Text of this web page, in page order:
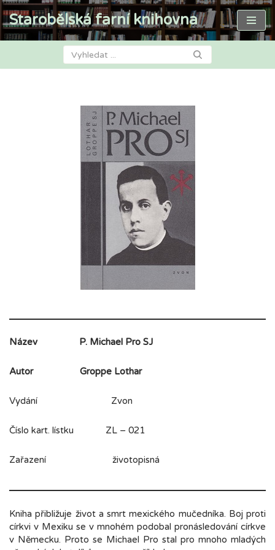
Přeskočit
Starobělská farní knihovna
Název P. Michael Pro SJ
Autor Groppe Lothar
Vydání Zvon
Číslo kart. lístku ZL – 021
Zařazení životopisná
Kniha přibližuje život a smrt mexického mučedníka. Boj proti
církvi v Mexiku se v mnohém podobal pronásledování církve
v Německu. Proto se Michael Pro stal pro mnoho mladých